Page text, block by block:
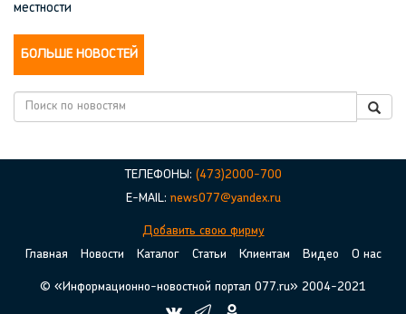
местности
БОЛЬШЕ НОВОСТЕЙ
ТЕЛЕФОНЫ: (473)2000-700
E-MAIL: news077@yandex.ru
Добавить свою фирму
Главная
Новости Каталог Статьи Клиентам Видео О нас
© «Информационно-новостной портал 077.ru» 2004-2021